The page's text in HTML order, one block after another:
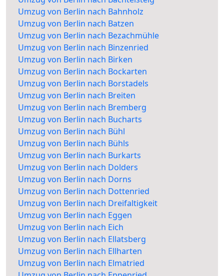
Umzug von Berlin nach Bahnholz
Umzug von Berlin nach Batzen
Umzug von Berlin nach Bezachmühle
Umzug von Berlin nach Binzenried
Umzug von Berlin nach Birken
Umzug von Berlin nach Bockarten
Umzug von Berlin nach Borstadels
Umzug von Berlin nach Breiten
Umzug von Berlin nach Bremberg
Umzug von Berlin nach Bucharts
Umzug von Berlin nach Bühl
Umzug von Berlin nach Bühls
Umzug von Berlin nach Burkarts
Umzug von Berlin nach Dolders
Umzug von Berlin nach Dorns
Umzug von Berlin nach Dottenried
Umzug von Berlin nach Dreifaltigkeit
Umzug von Berlin nach Eggen
Umzug von Berlin nach Eich
Umzug von Berlin nach Ellatsberg
Umzug von Berlin nach Ellharten
Umzug von Berlin nach Elmatried